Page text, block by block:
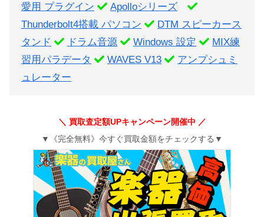
愛用 プラグイン
Apolloシリーズ
Thunderbolt4搭載 パソコン
DTM スピーカース
タンド
ドラム音源 Windows 設定
MIX練
習用パラデータ
WAVES V13
アンプシュミ
ュレーター
＼ 買取査定額UPキャンペーン開催中 ／
▼《完全無料》今すぐ買取金額をチェックする▼